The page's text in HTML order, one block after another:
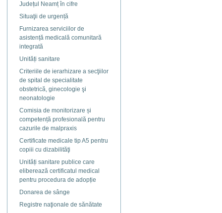
Județul Neamț în cifre
Situaţii de urgență
Furnizarea serviciilor de
asistență medicală comunitară
integrată
Unități sanitare
Criteriile de ierarhizare a secţiilor
de spital de specialitate
obstetrică, ginecologie şi
neonatologie
Comisia de monitorizare și
competență profesională pentru
cazurile de malpraxis
Certificate medicale tip A5 pentru
copiii cu dizabilităţi
Unități sanitare publice care
eliberează certificatul medical
pentru procedura de adopție
Donarea de sânge
Registre naţionale de sănătate